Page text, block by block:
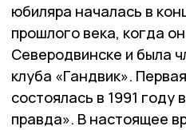
юбиляра началась в
прошлого века, когда
Северодвинске и была
клуба «Гандвик».
состоялась в 1991 году
правда». В настоящее